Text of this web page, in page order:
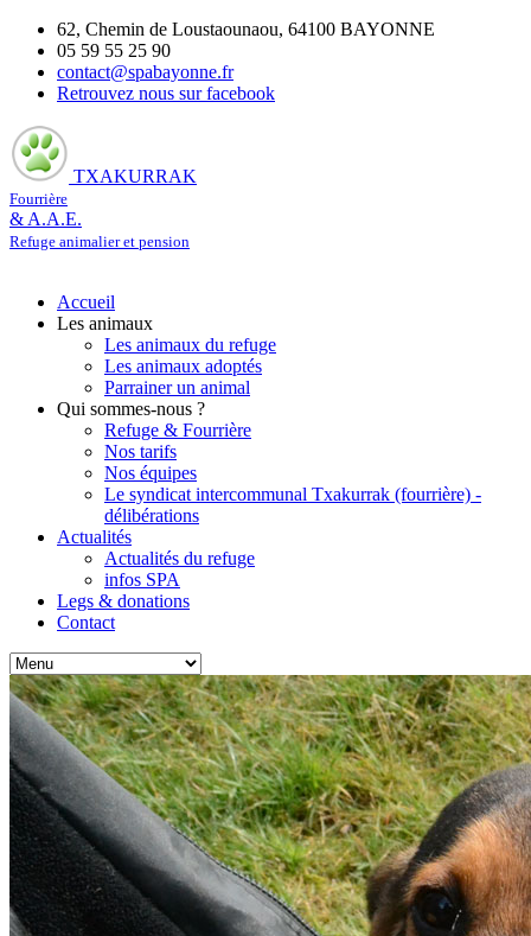
62, Chemin de Loustaounaou, 64100 BAYONNE
05 59 55 25 90
contact@spabayonne.fr
Retrouvez nous sur facebook
TXAKURRAK
Fourrière
& A.A.E.
Refuge animalier et pension
Accueil
Les animaux
Les animaux du refuge
Les animaux adoptés
Parrainer un animal
Qui sommes-nous ?
Refuge & Fourrière
Nos tarifs
Nos équipes
Le syndicat intercommunal Txakurrak (fourrière) -
délibérations
Actualités
Actualités du refuge
infos SPA
Legs & donations
Contact